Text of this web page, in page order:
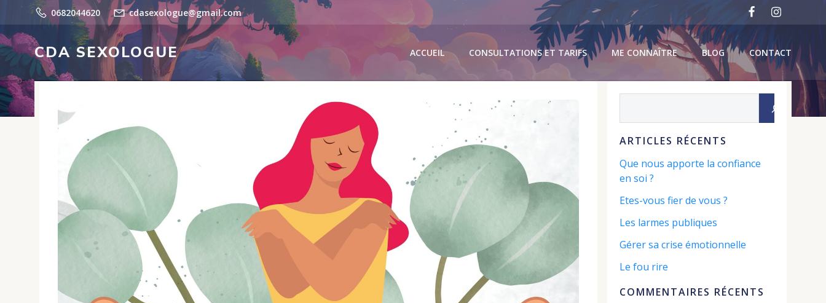
au
contenu
0682044620 cdasexologue@gmail.com
CDA SEXOLOGUE ACCUEIL CONSULTATIONS ET TARIFS ME CONNAÎTRE BLOG CONTACT
ARTICLES RÉCENTS
Que nous apporte la confiance
en soi ?
Etes-vous fier de vous ?
Les larmes publiques
Gérer sa crise émotionnelle
Le fou rire
COMMENTAIRES RÉCENTS